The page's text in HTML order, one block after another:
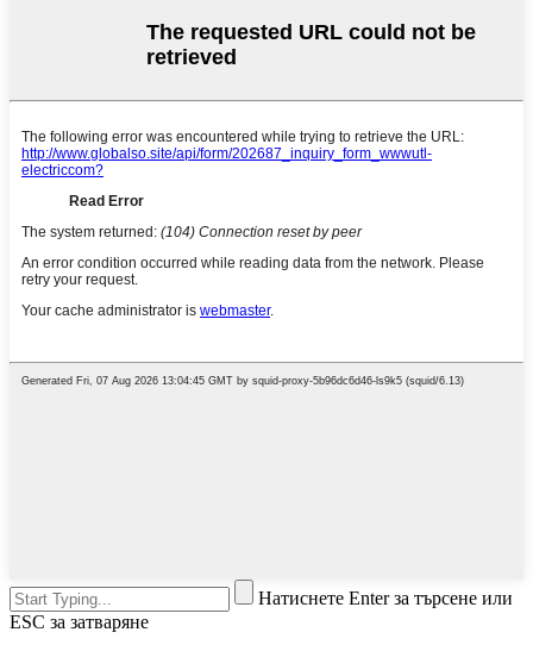
Натиснете Enter за търсене или
ESC за затваряне